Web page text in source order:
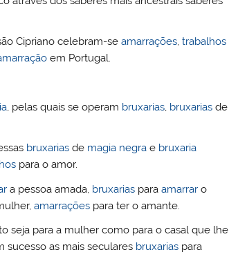
Cipriano celebram-se amarrações, trabalhos
em Portugal.
, pelas quais se operam bruxarias, bruxariasde
bruxarias de magia negra e bruxaria
para o amor.
a pessoa amada, bruxarias paraamarrar o
amarrações para ter o amante.
seja para a mulher como para o casal que lhe
sucesso as mais seculares bruxarias para